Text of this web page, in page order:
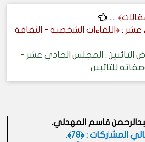
....
عشر : ﴿اللقاءات الشخصية - الثقافة
التائبين : المجلس الحادي عشر -
للتائبين.
قاسم المهدلي.
المشاركات : ﴿78﴾.